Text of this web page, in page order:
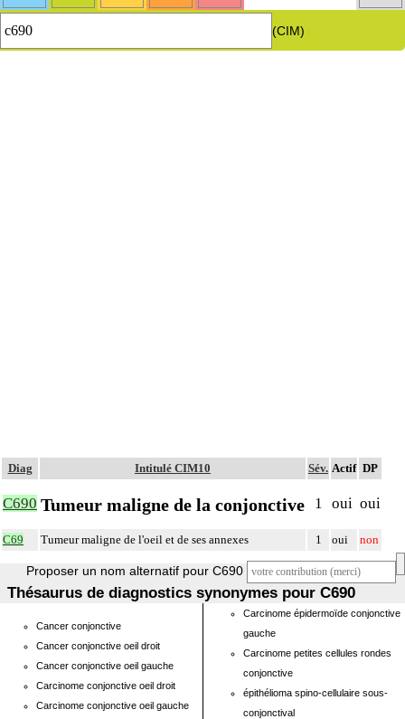
(CIM)
Diag Intitulé CIM10 Sév. Actif DP
C690 Tumeur maligne de la conjonctive 1 oui oui
C69 Tumeur maligne de l'oeil et de ses annexes 1 oui non
Proposer un nom alternatif pour C690
Thésaurus de diagnostics synonymes pour C690
Cancer conjonctive
Cancer conjonctive oeil droit
Cancer conjonctive oeil gauche
Carcinome conjonctive oeil droit
Carcinome conjonctive oeil gauche
Carcinome épidermoïde conjonctive
gauche
Carcinome petites cellules rondes
conjonctive
épithélioma spino-cellulaire sous-
conjonctival